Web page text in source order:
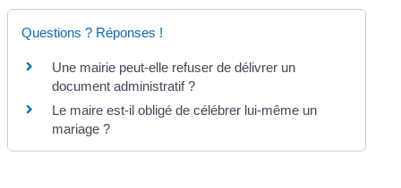
Questions ? Réponses !
Une mairie peut-elle refuser de délivrer un
document administratif ?
Le maire est-il obligé de célébrer lui-même un
mariage ?